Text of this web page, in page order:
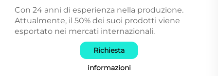
Con 24 anni di esperienza nella produzione.
Attualmente, il 50% dei suoi prodotti viene
esportato nei mercati internazionali.
Richiesta
informazioni